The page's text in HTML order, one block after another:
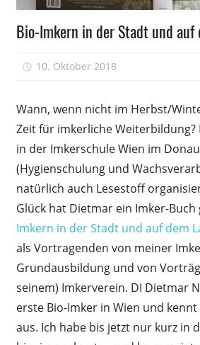
Literatur
Weiterbildung
Bio-Imkern in der Stadt und auf
10. Oktober 2018
Wann, wenn nicht im Herbst/
Zeit für imkerliche Weiterbildung?
in der Imkerschule Wien im
(Hygienschulung und
natürlich auch Lesestoff
Glück hat Dietmar ein Imker-Buch
Imkern in der Stadt und auf dem
als Vortragenden von meiner
Grundausbildung und von
seinem) Imkerverein. DI Dietmar
erste Bio-Imker in Wien und
aus. Ich habe bis jetzt nur kurz in